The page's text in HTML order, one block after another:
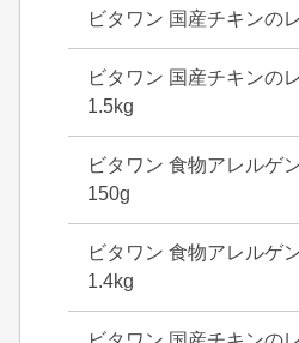
ビタワン 国産チキンの
ビタワン 国産チキンの
1.5kg
ビタワン 食物アレルゲ
150g
ビタワン 食物アレルゲ
1.4kg